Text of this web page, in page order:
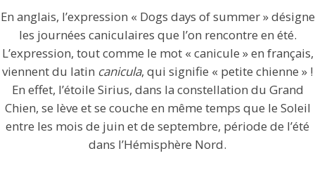
En anglais, l’expression « Dogs days of summer » désigne
les journées caniculaires que l’on rencontre en été.
L’expression, tout comme le mot « canicule » en français,
viennent du latin canicula, qui signifie « petite chienne » !
En effet, l’étoile Sirius, dans la constellation du Grand
Chien, se lève et se couche en même temps que le Soleil
entre les mois de juin et de septembre, période de l’été
dans l’Hémisphère Nord.